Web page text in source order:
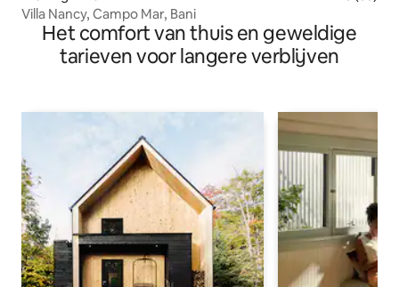
Villa Nancy, Campo Mar, Bani
Het comfort van thuis en geweldige
tarieven voor langere verblijven